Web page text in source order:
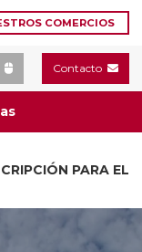
COMERCIOS
Contacto
PARA EL